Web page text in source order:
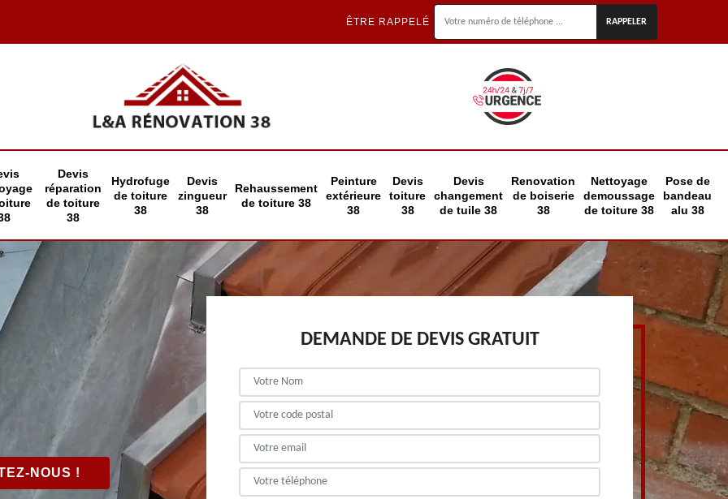
ÊTRE RAPPELÉ
Devis
réparation
de toiture
38
Hydrofuge
de toiture
38
Devis
zingueur
38
Rehaussement
de toiture 38
Peinture
extérieure
38
Devis
toiture
38
Devis
changement
de tuile 38
Renovation
de boiserie
38
Nettoyage
demoussage
de toiture 38
Pose de
bandeau
alu 38
NOUS !
DEMANDE DE DEVIS GRATUIT